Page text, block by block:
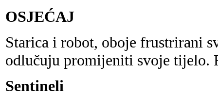
OSJEĆAJ
Starica i robot, oboje frustrirani
odlučuju promijeniti svoje tijelo.
Sentineli